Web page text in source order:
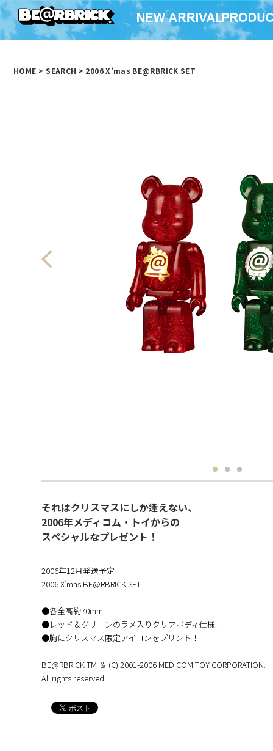
HOME > SEARCH > 2006 X’mas BE@RBRICK SET
それはクリスマスにしか逢えない、
2006年メディコム・トイからの
スペシャルなプレゼント！
2006年12月発送予定
2006 X’mas BE@RBRICK SET
●各全高約70mm
●レッド＆グリ－ンのラメ入りクリアボディ仕様！
●胸にクリスマス限定アイコンをプリント！
BE@RBRICK TM ＆ (C) 2001-2006 MEDICOM TOY CORPORATION.
All rights reserved.